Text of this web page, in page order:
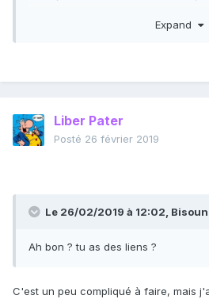
partenaires sexuels physiquement
Expand
Liber Pater
Posté 26 février 2019
Le 26/02/2019 à 12:02,
Ah bon ? tu as des liens ?
C'est un peu compliqué à faire, mais